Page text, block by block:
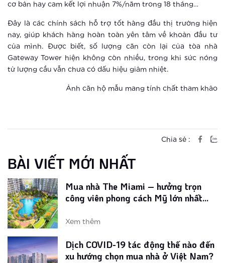
cơ bản hay cam kết lợi nhuận 7%/năm trong 18 tháng…
Đây là các chính sách hỗ trợ tốt hàng đầu thị trường hiện
nay, giúp khách hàng hoàn toàn yên tâm về khoản đầu tư
của mình. Được biết, số lượng căn còn lại của tòa nhà
Gateway Tower hiện không còn nhiều, trong khi sức nóng
từ lượng cầu vẫn chưa có dấu hiệu giảm nhiệt.
Ảnh căn hộ mẫu mang tính chất tham khảo
Chia sẻ :
BÀI VIẾT MỚI NHẤT
Trải nghiệm sống thời thượng thời
đại 4.0 tại đô thị thông minh của
Vingroup
Xem thêm
Điểm danh 3 đô thị thông minh hàng
đầu Châu Á
Giải mã lý do The Miami được săn
đón đặc biệt ngay khi ra mắt
Xem thêm
Mua nhà The Miami – hưởng trọn
công viên phong cách Mỹ lớn nhất
Xem thêm
Dịch COVID-19 tác động thế nào đến
xu hướng chọn mua nhà ở Việt Nam?